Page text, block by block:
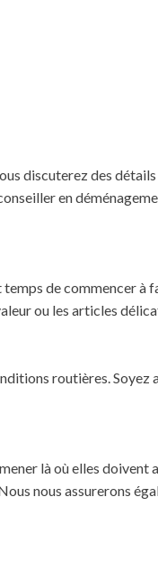
discuterez des
en
de commencer à
ou les articles
routières.
là où elles
nous assurerons